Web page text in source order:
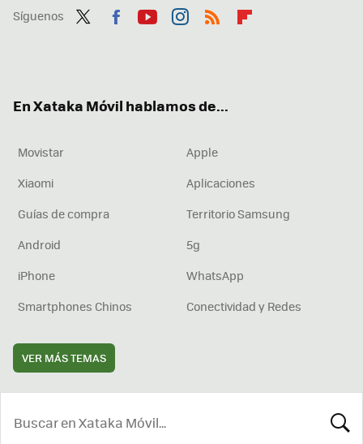
Síguenos
En Xataka Móvil hablamos de...
Movistar
Apple
Xiaomi
Aplicaciones
Guías de compra
Territorio Samsung
Android
5g
iPhone
WhatsApp
Smartphones Chinos
Conectividad y Redes
VER MÁS TEMAS